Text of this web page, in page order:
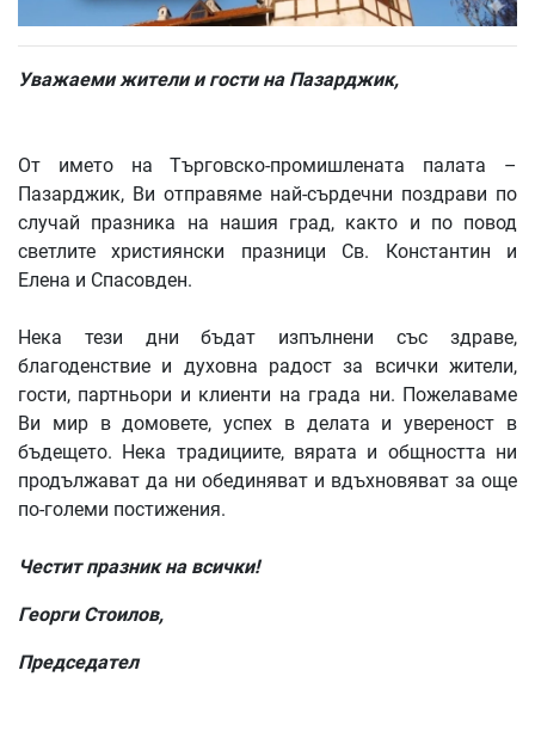
Уважаеми жители и гости на Пазарджик,
От името на Търговско-промишлената палата –
Пазарджик, Ви отправяме най-сърдечни поздрави по
случай празника на нашия град, както и по повод
светлите християнски празници Св. Константин и
Елена и Спасовден.
Нека тези дни бъдат изпълнени със здраве,
благоденствие и духовна радост за всички жители,
гости, партньори и клиенти на града ни. Пожелаваме
Ви мир в домовете, успех в делата и увереност в
бъдещето. Нека традициите, вярата и общността ни
продължават да ни обединяват и вдъхновяват за още
по-големи постижения.
Честит празник на всички!
Георги Стоилов,
Председател